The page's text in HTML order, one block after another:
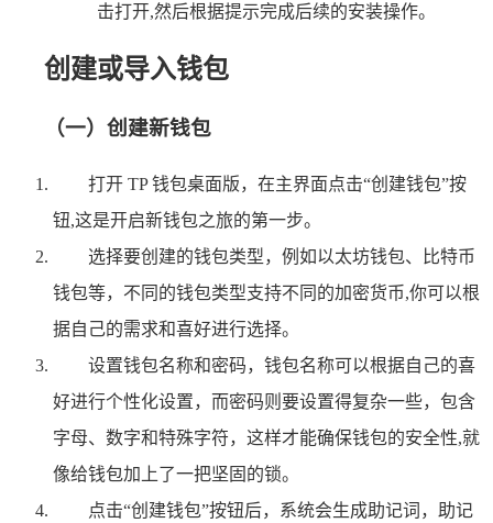
击打开,然后根据提示完成后续的安装操作。
创建或导入钱包
（一）创建新钱包
打开 TP 钱包桌面版，在主界面点击“创建钱包”按
钮,这是开启新钱包之旅的第一步。
选择要创建的钱包类型，例如以太坊钱包、比特币
钱包等，不同的钱包类型支持不同的加密货币,你可以根
据自己的需求和喜好进行选择。
设置钱包名称和密码，钱包名称可以根据自己的喜
好进行个性化设置，而密码则要设置得复杂一些，包含
字母、数字和特殊字符，这样才能确保钱包的安全性,就
像给钱包加上了一把坚固的锁。
点击“创建钱包”按钮后，系统会生成助记词，助记